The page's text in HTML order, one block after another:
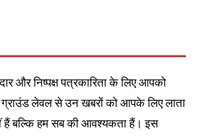
और निष्पक्ष पत्रकारिता के लिए आपको
लेवल से उन खबरों को आपके लिए लाता
हैं बल्कि हम सब की आवश्यकता हैं। इस